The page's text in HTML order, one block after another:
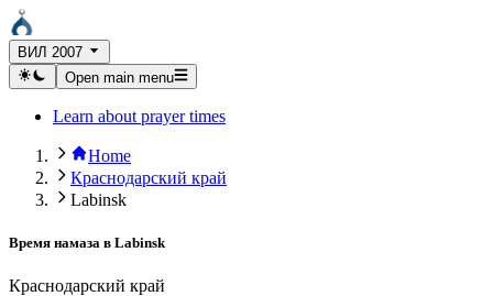
ВИЛ 2007
Open main menu
Learn about prayer times
Home
Краснодарский край
Labinsk
Время намаза в Labinsk
Краснодарский край